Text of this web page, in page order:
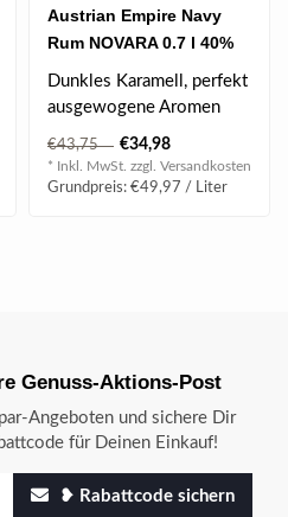
Austrian Empire Navy
Rum NOVARA 0.7 l 40%
vol
Dunkles Karamell, perfekt
ausgewogene Aromen
von Hölzern und gereiften
Destilla..
€43,75 €34,98
* Inkl. MwSt. zzgl. Versandkosten
Grundpreis: €49,97 / Liter
Genuss-Aktions-Post
Angeboten und sichere Dir
für Deinen Einkauf!
❥ Rabattcode sichern